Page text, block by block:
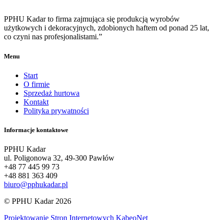
PPHU Kadar to firma zajmująca się produkcją wyrobów
użytkowych i dekoracyjnych, zdobionych haftem od ponad 25 lat,
co czyni nas profesjonalistami.”
Menu
Start
O firmie
Sprzedaż hurtowa
Kontakt
Polityka prywatności
Informacje kontaktowe
PPHU Kadar
ul. Poligonowa 32, 49-300 Pawłów
+48 77 445 99 73
+48 881 363 409
biuro@pphukadar.pl
© PPHU Kadar 2026
Projektowanie Stron Internetowych KabeoNet